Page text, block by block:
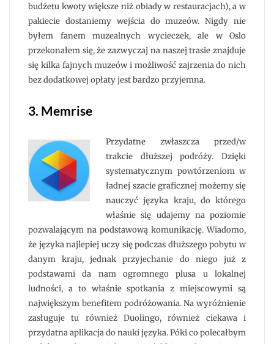
budżetu kwoty większe niż obiady w restauracjach), a w
pakiecie dostaniemy wejścia do muzeów. Nigdy nie
byłem fanem muzealnych wycieczek, ale w Oslo
przekonałem się, że zazwyczaj na naszej trasie znajduje
się kilka fajnych muzeów i możliwość zajrzenia do nich
bez dodatkowej opłaty jest bardzo przyjemna.
3. Memrise
Przydatne zwłaszcza przed/w
trakcie dłuższej podróży. Dzięki
systematycznym powtórzeniom w
ładnej szacie graficznej możemy się
nauczyć języka kraju, do którego
właśnie się udajemy na poziomie
pozwalającym na podstawową komunikację. Wiadomo,
że języka najlepiej uczy się podczas dłuższego pobytu w
danym kraju, jednak przyjechanie do niego już z
podstawami da nam ogromnego plusa u lokalnej
ludności, a to właśnie spotkania z miejscowymi są
największym benefitem podróżowania. Na wyróżnienie
zasługuje tu również Duolingo, również ciekawa i
przydatna aplikacja do nauki języka. Póki co polecałbym